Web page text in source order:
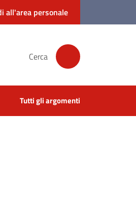
all'area personale
Cerca
Tutti gli argomenti